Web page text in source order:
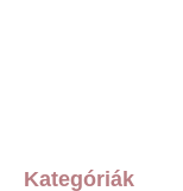
Kategóriák